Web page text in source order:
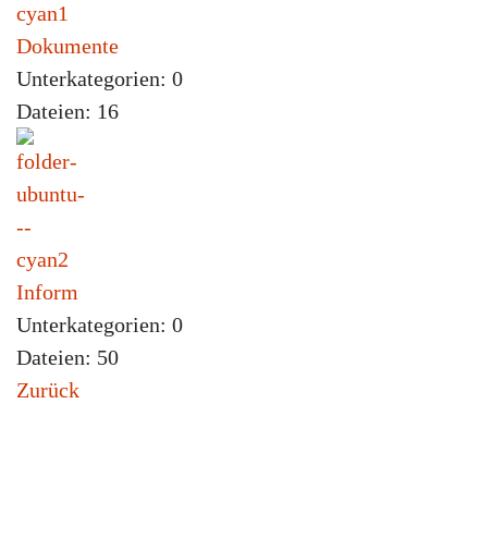
Dokumente
Unterkategorien: 0
Dateien: 16
Inform
Unterkategorien: 0
Dateien: 50
Zurück